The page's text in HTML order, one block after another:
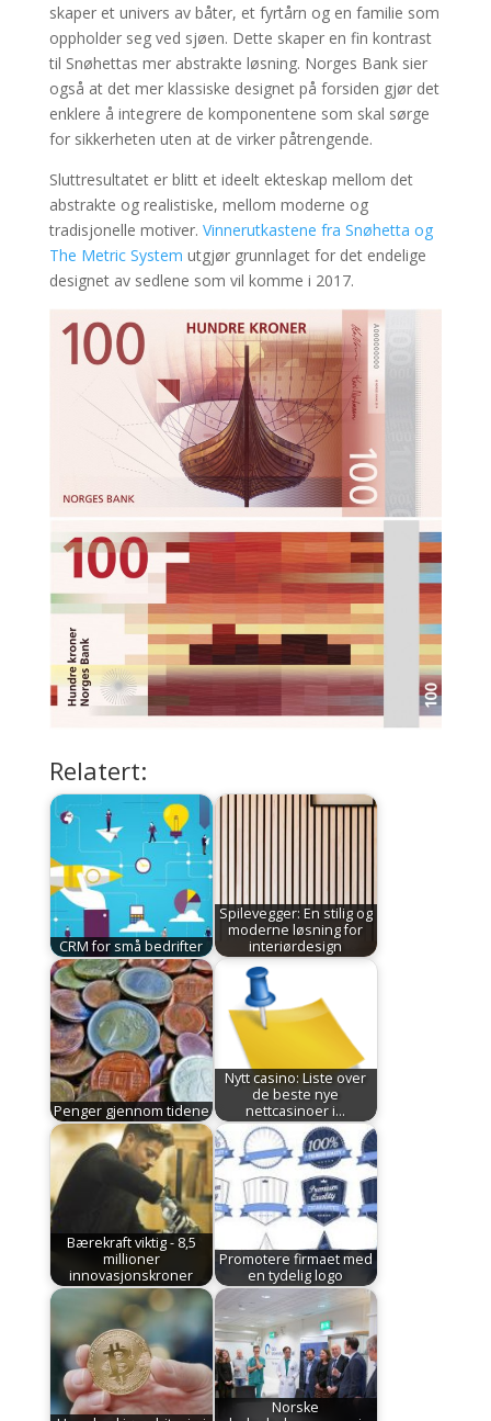
skaper et univers av båter, et fyrtårn og en familie som
oppholder seg ved sjøen. Dette skaper en fin kontrast
til Snøhettas mer abstrakte løsning. Norges Bank sier
også at det mer klassiske designet på forsiden gjør det
enklere å integrere de komponentene som skal sørge
for sikkerheten uten at de virker påtrengende.
Sluttresultatet er blitt et ideelt ekteskap mellom det
abstrakte og realistiske, mellom moderne og
tradisjonelle motiver. Vinnerutkastene fra Snøhetta og
The Metric System utgjør grunnlaget for det endelige
designet av sedlene som vil komme i 2017.
Relatert:
CRM for små bedrifter
Spilevegger: En stilig og
moderne løsning for
interiørdesign
Penger gjennom tidene
Nytt casino: Liste over
de beste nye
nettcasinoer i…
Bærekraft viktig - 8,5
millioner
innovasjonskroner
Promotere firmaet med
en tydelig logo
Norske